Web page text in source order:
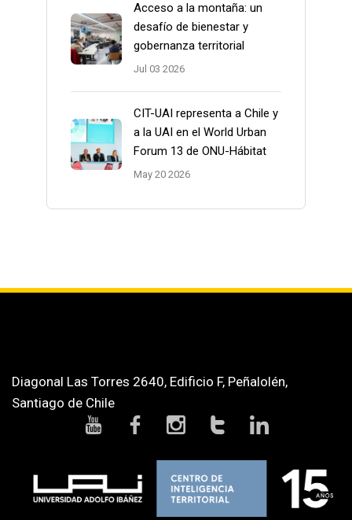
Acceso a la montaña: un
desafío de bienestar y
gobernanza territorial
Jul 03 2026
CIT-UAI representa a Chile y
a la UAI en el World Urban
Forum 13 de ONU-Hábitat
May 20 2026
Diagonal Las Torres 2640, Edificio F, Peñalolén,
Santiago de Chile